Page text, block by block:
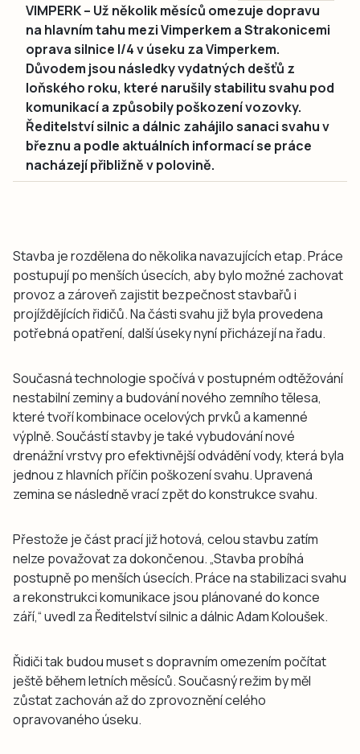
VIMPERK – Už několik měsíců omezuje dopravu
na hlavním tahu mezi Vimperkem a Strakonicemi
oprava silnice I/4 v úseku za Vimperkem.
Důvodem jsou následky vydatných dešťů z
loňského roku, které narušily stabilitu svahu pod
komunikací a způsobily poškození vozovky.
Ředitelství silnic a dálnic zahájilo sanaci svahu v
březnu a podle aktuálních informací se práce
nacházejí přibližně v polovině.
Stavba je rozdělena do několika navazujících etap. Práce
postupují po menších úsecích, aby bylo možné zachovat
provoz a zároveň zajistit bezpečnost stavbařů i
projíždějících řidičů. Na části svahu již byla provedena
potřebná opatření, další úseky nyní přicházejí na řadu.
Současná technologie spočívá v postupném odtěžování
nestabilní zeminy a budování nového zemního tělesa,
které tvoří kombinace ocelových prvků a kamenné
výplně. Součástí stavby je také vybudování nové
drenážní vrstvy pro efektivnější odvádění vody, která byla
jednou z hlavních příčin poškození svahu. Upravená
zemina se následně vrací zpět do konstrukce svahu.
Přestože je část prací již hotová, celou stavbu zatím
nelze považovat za dokončenou. „Stavba probíhá
postupně po menších úsecích. Práce na stabilizaci svahu
a rekonstrukci komunikace jsou plánované do konce
září,“ uvedl za Ředitelství silnic a dálnic Adam Koloušek.
Řidiči tak budou muset s dopravním omezením počítat
ještě během letních měsíců. Současný režim by měl
zůstat zachován až do zprovoznění celého
opravovaného úseku.